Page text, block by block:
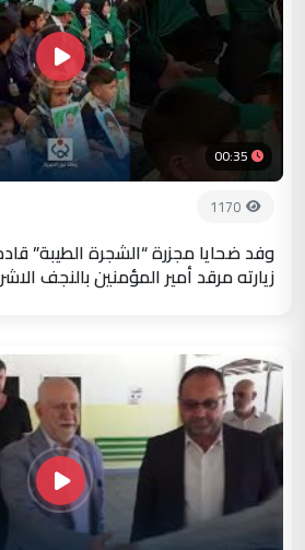
00:35
1170
وفد ضحايا مجزرة “الشجرة الطيبة”
زيارته مرقد أمير المؤمنين بالنجف